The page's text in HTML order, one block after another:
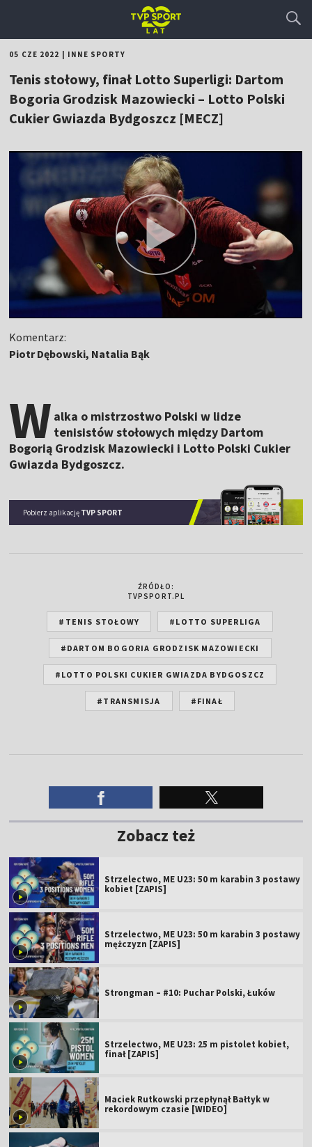
05 CZE 2022 INNE SPORTY
Tenis stołowy, finał Lotto Superligi: Dartom
Bogoria Grodzisk Mazowiecki – Lotto Polski
Cukier Gwiazda Bydgoszcz [MECZ]
Komentarz:
Piotr Dębowski, Natalia Bąk
W alka o mistrzostwo Polski w lidze
tenisistów stołowych między Dartom
Bogorią Grodzisk Mazowiecki i Lotto Polski Cukier
Gwiazda Bydgoszcz.
Pobierz aplikację TVP SPORT
ŹRÓDŁO:
TVPSPORT.PL
#TENIS STOŁOWY #LOTTO SUPERLIGA
#DARTOM BOGORIA GRODZISK MAZOWIECKI
#LOTTO POLSKI CUKIER GWIAZDA BYDGOSZCZ
#TRANSMISJA #FINAŁ
Zobacz też
Strzelectwo, ME U23: 50 m karabin 3 postawy
kobiet [ZAPIS]
Strzelectwo, ME U23: 50 m karabin 3 postawy
mężczyzn [ZAPIS]
Strongman – #10: Puchar Polski, Łuków
Strzelectwo, ME U23: 25 m pistolet kobiet,
finał [ZAPIS]
Maciek Rutkowski przepłynął Bałtyk w
rekordowym czasie [WIDEO]